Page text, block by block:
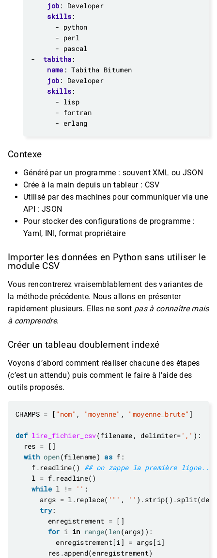
job:
Developer
skills:
- python
- perl
- pascal
-
tabitha:
name : Tabitha Bitumen
job:
Developer
skills:
- lisp
- fortran
- erlang
Contexe
Généré par un programme : souvent XML ou JSON
Crée à la main depuis un tableur : CSV
Utilisé par des machines pour communiquer via une
API : JSON
Pour stocker des configurations de programme :
Yaml, INI, format propriétaire
Importer les données en Python sans utiliser le
module CSV
Vous rencontrerez vraisemblablement des variantes de
la méthode précédente. Nous allons en présenter
rapidement plusieurs. Elles ne sont pas à connaître mais
à comprendre.
Créer un tableau doublement indexé
Voyons d’abord comment réaliser chacune des étapes
(c’est un attendu) puis comment le faire à l’aide des
outils proposés.
CHAMPS = [ "nom" , "moyenne" , "moyenne_brute"
def lire_fichier_csv(filename, delimiter= ','
  res
=
with open(filename) as
    f
. readline() ## on zappe la première ligne...
    l
= f.
while l != ''
      args
= l . replace( '"' , '' ) . strip() .
try
        enregistrement
=
for i in range( len
          enregistrement[i]
=
        res
.